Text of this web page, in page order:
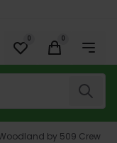
Søg
0 0
by 509 Crew